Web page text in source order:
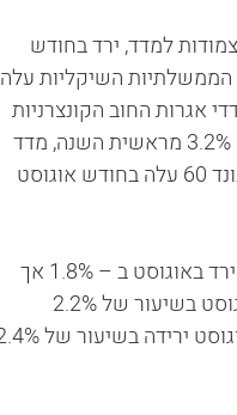
למדד, ירד בחודש
עלה ב – 0.6% ומדד אגרות החוב הממשלתיות השיקליות עלה
ב – 0.2%  ומראשית השנה משקף תשואה חיובית של 0.4%. מדדי אגרות החוב הקונצרניות
הציגו בחודש אוגוסט עליות קלות. מדד תל בונד 20 עלה ב – 0.2% באוגוסט ו – 3.2% מראשית השנה, מדד
תל בונד 40 עלה באוגוסט ב – 0.3% ומראשית השנה עלה ב – 3.8% ומדד תל בונד 60 עלה בחודש אוגוסט
המדדים המובילים בארה"ב הציגו בחודש אוגוסט מגמה שלילית. מדד S&P500 ירד באוגוסט ב – 1.8% אך